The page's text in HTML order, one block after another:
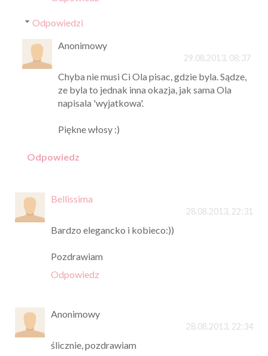
Odpowiedzi
Anonimowy
29.08.2013, 08:37
Chyba nie musi Ci Ola pisac, gdzie byla. Sądze,
ze byla to jednak inna okazja, jak sama Ola
napisala 'wyjatkowa'.
Piękne włosy :)
Odpowiedz
Bellissima
28.08.2013, 22:31
Bardzo elegancko i kobieco:))
Pozdrawiam
Odpowiedz
Anonimowy
28.08.2013, 22:34
ślicznie, pozdrawiam